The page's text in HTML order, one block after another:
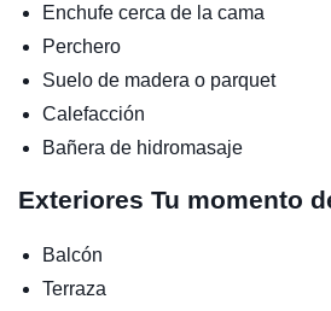
Enchufe cerca de la cama
Perchero
Suelo de madera o parquet
Calefacción
Bañera de hidromasaje
Exteriores Tu momento
Balcón
Terraza